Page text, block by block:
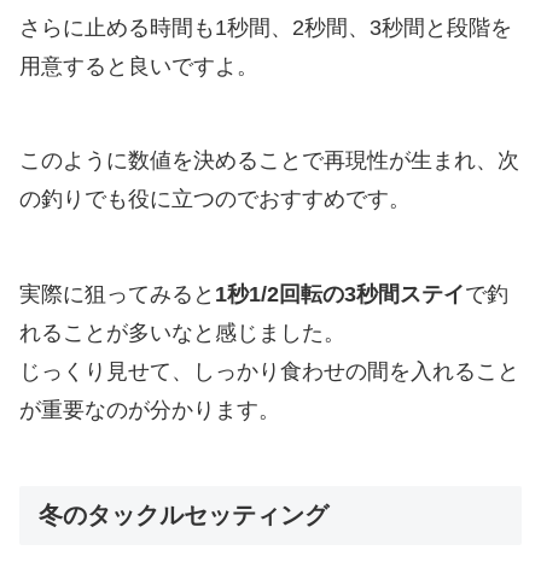
さらに止める時間も1秒間、2秒間、3秒間と段階を
用意すると良いですよ。
このように数値を決めることで再現性が生まれ、次
の釣りでも役に立つのでおすすめです。
実際に狙ってみると 1秒1/2回転の3秒間ステイで釣
れることが多いなと感じました。
じっくり見せて、しっかり食わせの間を入れること
が重要なのが分かります。
冬のタックルセッティング